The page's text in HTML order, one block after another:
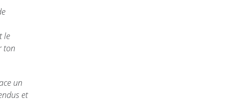
le
ton
un
et